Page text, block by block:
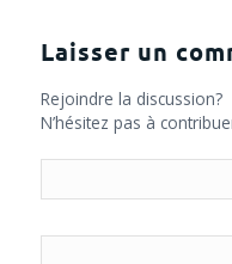
Laisser un
Rejoindre la discussion?
N’hésitez pas à